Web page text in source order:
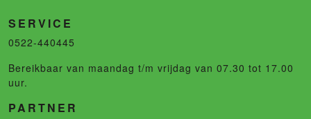
SERVICE
0522-440445
Bereikbaar van maandag t/m vrijdag van 07.30 tot 17.00
uur.
PARTNER